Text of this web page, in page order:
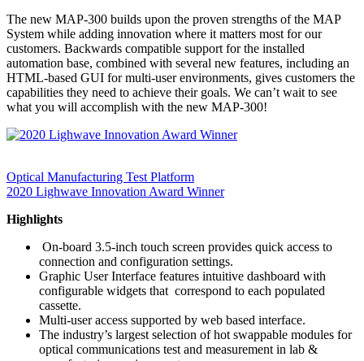
The new MAP-300 builds upon the proven strengths of the MAP
System while adding innovation where it matters most for our
customers. Backwards compatible support for the installed
automation base, combined with several new features, including an
HTML-based GUI for multi-user environments, gives customers the
capabilities they need to achieve their goals. We can’t wait to see
what you will accomplish with the new MAP-300!
Optical Manufacturing Test Platform
2020 Lighwave Innovation Award Winner
Highlights
On-board 3.5-inch touch screen provides quick access to
connection and configuration settings.
Graphic User Interface features intuitive dashboard with
configurable widgets that correspond to each populated
cassette.
Multi-user access supported by web based interface.
The industry’s largest selection of hot swappable modules for
optical communications test and measurement in lab &